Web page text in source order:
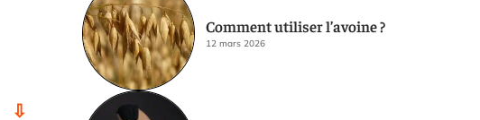
Comment utiliser l’avoine ?
12 mars 2026